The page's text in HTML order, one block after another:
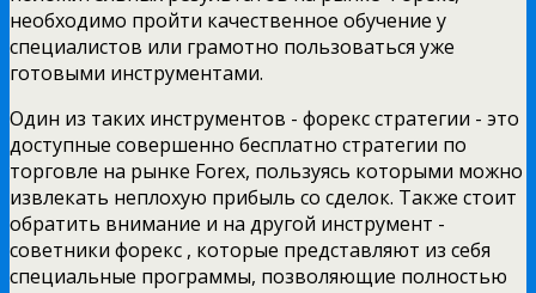
необходимо пройти качественное обучение у
специалистов или грамотно пользоваться уже
готовыми инструментами.
Один из таких инструментов - форекс стратегии - это
доступные совершенно бесплатно стратегии по
торговле на рынке Forex, пользуясь которыми можно
извлекать неплохую прибыль со сделок. Также стоит
обратить внимание и на другой инструмент -
советники форекс , которые представляют из себя
специальные программы, позволяющие полностью